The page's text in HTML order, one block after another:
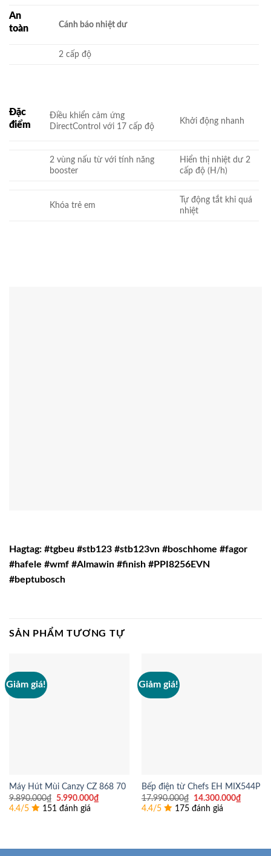
An
toàn
Cánh báo nhiệt dư
2 cấp độ
Đặc
điểm
Điều khiển cảm ứng
DirectControl với 17 cấp độ
Khởi động nhanh
2 vùng nấu từ với tính năng
booster
Hiển thị nhiệt dư 2
cấp độ (H/h)
Khóa trẻ em
Tự động tắt khi quá
nhiệt
Hagtag: #tgbeu #stb123 #stb123vn #boschhome #fagor
#hafele #wmf #Almawin #finish #PPI8256EVN
#beptubosch
SẢN PHẨM TƯƠNG TỰ
Giảm giá!
Máy Hút Mùi Canzy CZ 868 70
9.890.000₫ Giá
gốc
là:
5.990.000₫Giá
hiện
4.4/5 151 đánh giá
Giảm giá!
Bếp điện từ Chefs EH MIX544P
17.990.000₫
Giá
gốc
là:
14.300.000₫Giá
hiện
4.4/5 175 đánh giá